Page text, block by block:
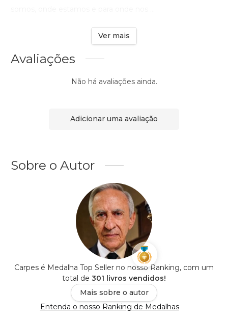
Ver mais
Avaliações
Não há avaliações ainda.
Adicionar uma avaliação
Sobre o Autor
Carpes é Medalha Top Seller no nosso Ranking, com um
total de 301 livros vendidos!
Mais sobre o autor
Entenda o nosso Ranking de Medalhas